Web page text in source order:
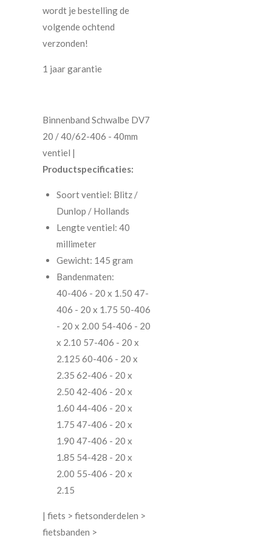
wordt je bestelling de
volgende ochtend
verzonden!
1 jaar garantie
Binnenband Schwalbe DV7
20 / 40/62-406 - 40mm
ventiel |
Productspecificaties:
Soort ventiel: Blitz /
Dunlop / Hollands
Lengte ventiel: 40
millimeter
Gewicht: 145 gram
Bandenmaten:
40-406 - 20 x 1.50 47-
406 - 20 x 1.75 50-406
- 20 x 2.00 54-406 - 20
x 2.10 57-406 - 20 x
2.125 60-406 - 20 x
2.35 62-406 - 20 x
2.50 42-406 - 20 x
1.60 44-406 - 20 x
1.75 47-406 - 20 x
1.90 47-406 - 20 x
1.85 54-428 - 20 x
2.00 55-406 - 20 x
2.15
| fiets > fietsonderdelen >
fietsbanden >